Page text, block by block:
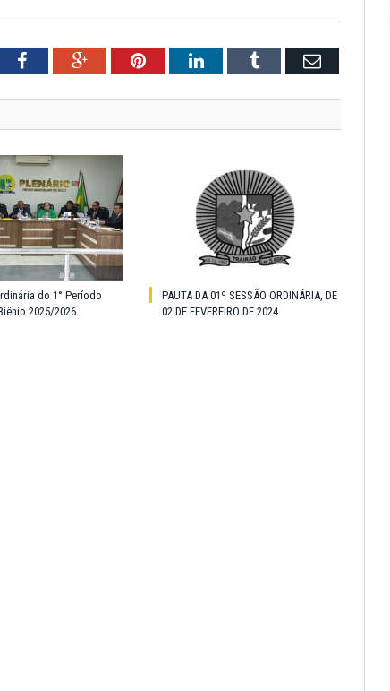
FacebookGoogle+PinterestLinkedInTumblr Email
do 1° Período
2025/2026.
PAUTA DA 01º SESSÃO ORDINÁRIA, DE
02 DE FEVEREIRO DE 2024